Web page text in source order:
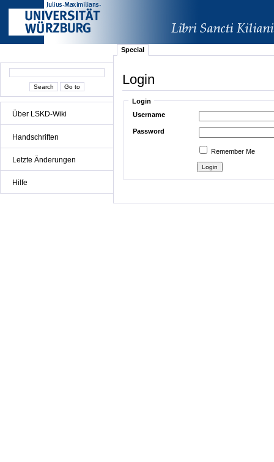
Über LSKD-Wiki
Handschriften
Letzte Änderungen
Hilfe
Special
Login
Login
Username
Password
Remember Me